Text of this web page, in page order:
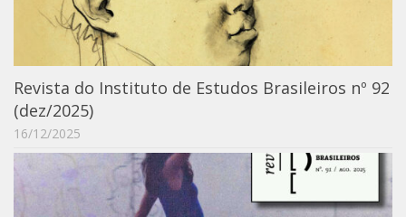
Reprodução
Extroversão
Projeto Brasil Ciência
Dicionários
Bluteau
Medicina
Revista do Instituto de Estudos Brasileiros nº 92
(dez/2025)
16/12/2025